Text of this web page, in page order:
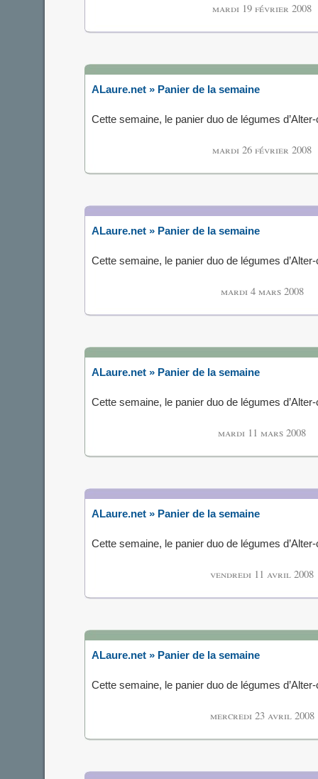
mardi 19 février 2008
ALaure.net » Panier de la semaine
Cette semaine, le panier duo de légumes
mardi 26 février 2008
ALaure.net » Panier de la semaine
Cette semaine, le panier duo de légumes
mardi 4 mars 2008
ALaure.net » Panier de la semaine
Cette semaine, le panier duo de légumes
mardi 11 mars 2008
ALaure.net » Panier de la semaine
Cette semaine, le panier duo de légumes
vendredi 11 avril 2008
ALaure.net » Panier de la semaine
Cette semaine, le panier duo de légumes
mercredi 23 avril 2008